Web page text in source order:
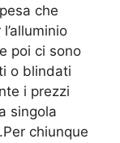
che
poi ci sono
o blindati
i prezzi
singola
chiunque